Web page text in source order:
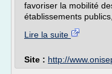
favoriser la mobilité
établissements publics,
Lire la suite
Site : http://